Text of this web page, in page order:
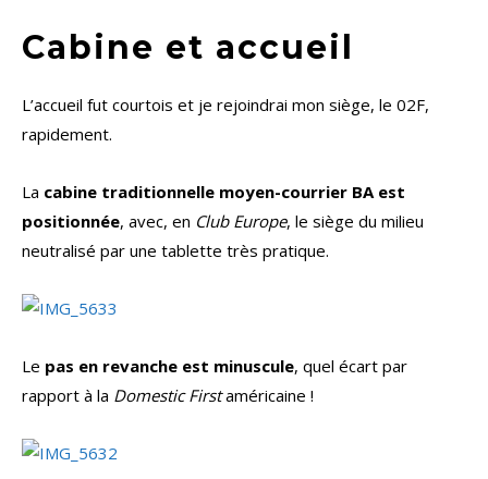
Cabine et accueil
L’accueil fut courtois et je rejoindrai mon siège, le 02F,
rapidement.
La cabine traditionnelle moyen-courrier BA est
positionnée, avec, en Club Europe, le siège du milieu
neutralisé par une tablette très pratique.
Le pas en revanche est minuscule, quel écart par
rapport à la Domestic Firstaméricaine !